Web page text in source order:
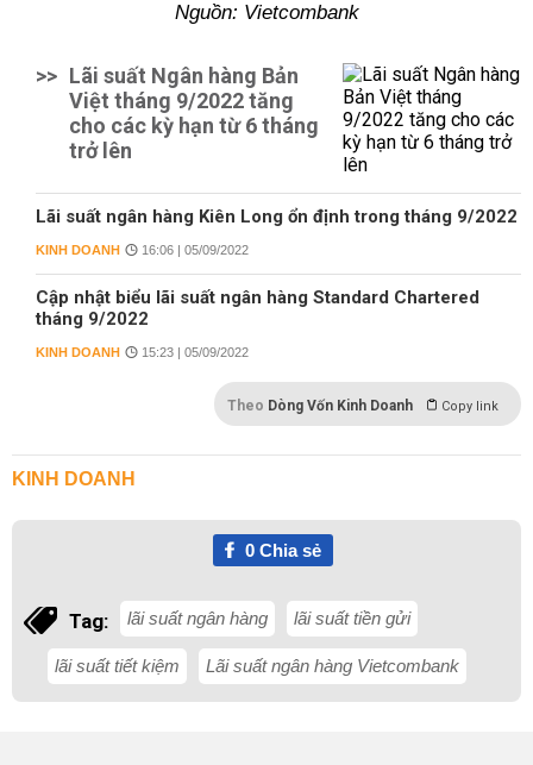
Nguồn: Vietcombank
>> Lãi suất Ngân hàng Bản
Việt tháng 9/2022 tăng
cho các kỳ hạn từ 6 tháng
trở lên
Lãi suất ngân hàng Kiên Long ổn định trong tháng 9/2022
KINH DOANH 16:06 | 05/09/2022
Cập nhật biểu lãi suất ngân hàng Standard Chartered
tháng 9/2022
KINH DOANH 15:23 | 05/09/2022
Theo Dòng Vốn Kinh Doanh Copy link
KINH DOANH
0Chia sẻ
Tag: lãi suất ngân hàng lãi suất tiền gửi
lãi suất tiết kiệm Lãi suất ngân hàng Vietcombank